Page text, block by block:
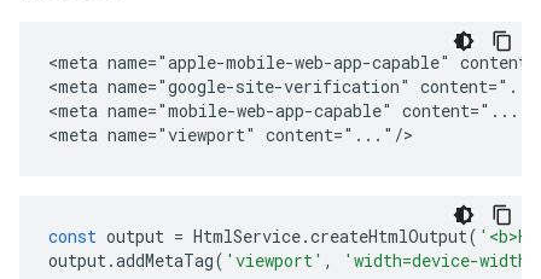
<meta name="apple-mobile-web-app-capable"
<meta name="google-site-verification"
<meta name="mobile-web-app-capable"
<meta name="viewport" content="..."/>
const output = HtmlService.createHtmlOutput(
output.addMetaTag( 'viewport' , 'width=device-